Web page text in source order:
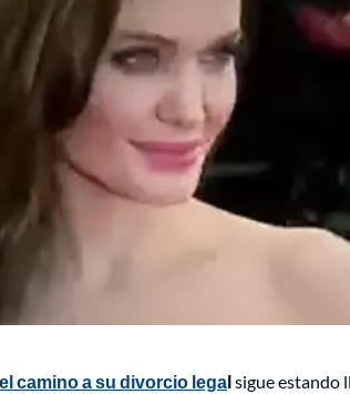
el camino a su divorcio legalsigue estando